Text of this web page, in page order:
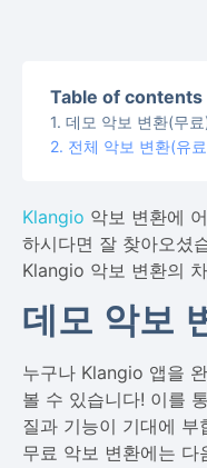
Table of contents
데모 악보 변환(무료
전체 악보 변환(유
Klangio 악보 변환에
하시다면 잘 찾아오셨
Klangio 악보 변환의
데모 악보
누구나 Klangio 앱을
볼 수 있습니다! 이를
질과 기능이 기대에 부
무료 악보 변환에는 다